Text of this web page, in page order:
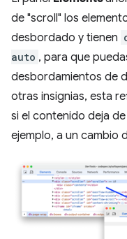
de "scroll" los
desbordado y tienen
auto , para que
desbordamientos de
otras insignias, esta
si el contenido deja
ejemplo, a un cambio